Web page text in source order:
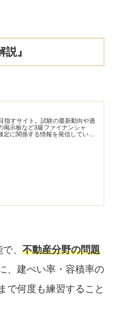
』
指すサイト。試験の最新動向や過
掲示板など3級ファイナンシャ
定に関係する情報を発信していま
、 不動産分野の問題
、建ぺい率・容積率の
で何度も練習すること